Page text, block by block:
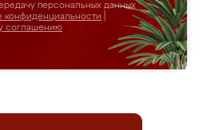
персональных данных
конфиденциальности
соглашению